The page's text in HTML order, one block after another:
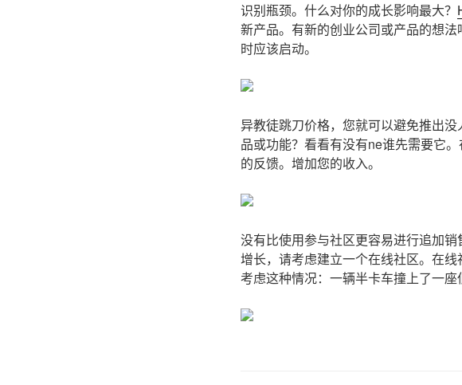
识别瓶颈。什么对你的成长影响最大？
新产品。有新的创业公司或产品的想
时应该启动。
异教徒跳刀价格，您就可以避免推出
品或功能？看看有没有ne谁先需要它
的反馈。增加您的收入。
没有比使用参与社区更容易进行追加
增长，请考虑建立一个在线社区。在
考虑这种情况：一辆半卡车撞上了一座